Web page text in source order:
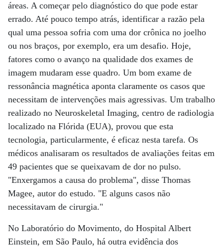
áreas. A começar pelo diagnóstico do que pode estar
errado. Até pouco tempo atrás, identificar a razão pela
qual uma pessoa sofria com uma dor crônica no joelho
ou nos braços, por exemplo, era um desafio. Hoje,
fatores como o avanço na qualidade dos exames de
imagem mudaram esse quadro. Um bom exame de
ressonância magnética aponta claramente os casos que
necessitam de intervenções mais agressivas. Um trabalho
realizado no Neuroskeletal Imaging, centro de radiologia
localizado na Flórida (EUA), provou que esta
tecnologia, particularmente, é eficaz nesta tarefa. Os
médicos analisaram os resultados de avaliações feitas em
49 pacientes que se queixavam de dor no pulso.
"Enxergamos a causa do problema", disse Thomas
Magee, autor do estudo. "E alguns casos não
necessitavam de cirurgia."
No Laboratório do Movimento, do Hospital Albert
Einstein, em São Paulo, há outra evidência dos